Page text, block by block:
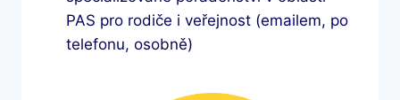
PAS pro rodiče i veřejnost (emailem, po
telefonu, osobně)